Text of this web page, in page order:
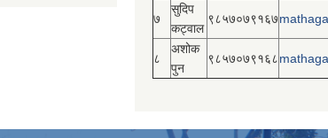
७
सुदिप
कट्वाल
९८५७०७९१६७
८
अशोक
पुन
९८५७०७९१६८